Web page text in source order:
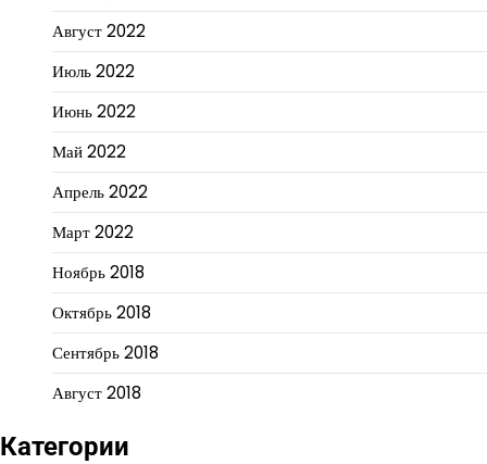
Август 2022
Июль 2022
Июнь 2022
Май 2022
Апрель 2022
Март 2022
Ноябрь 2018
Октябрь 2018
Сентябрь 2018
Август 2018
Категории